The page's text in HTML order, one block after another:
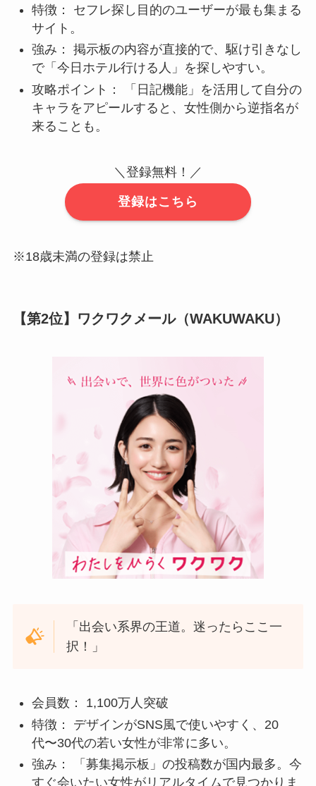
特徴： セフレ探し目的のユーザーが最も集まる
サイト。
強み： 掲示板の内容が直接的で、駆け引きなし
で「今日ホテル行ける人」を探しやすい。
攻略ポイント： 「日記機能」を活用して自分の
キャラをアピールすると、女性側から逆指名が
来ることも。
＼登録無料！／
登録はこちら
※18歳未満の登録は禁止
【第2位】ワクワクメール（WAKUWAKU）
「出会い系界の王道。迷ったらここ一
択！」
会員数： 1,100万人突破
特徴： デザインがSNS風で使いやすく、20
代〜30代の若い女性が非常に多い。
強み： 「募集掲示板」の投稿数が国内最多。今
すぐ会いたい女性がリアルタイムで見つかりま